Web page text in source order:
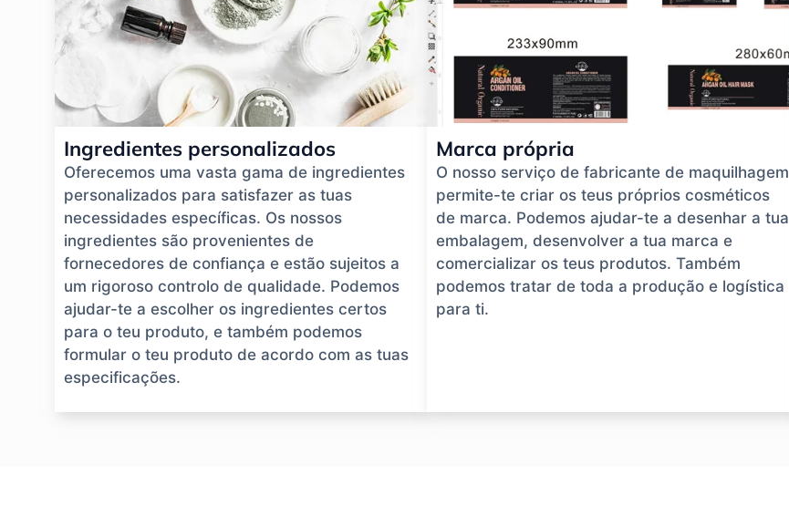
Ingredientes personalizados
Oferecemos uma vasta gama de ingredientes
personalizados para satisfazer as tuas
necessidades específicas. Os nossos
ingredientes são provenientes de
fornecedores de confiança e estão sujeitos a
um rigoroso controlo de qualidade. Podemos
ajudar-te a escolher os ingredientes certos
para o teu produto, e também podemos
formular o teu produto de acordo com as tuas
especificações.
Marca própria
O nosso serviço de fabricante de maquilhagem
permite-te criar os teus próprios cosméticos
de marca. Podemos ajudar-te a desenhar a tua
embalagem, desenvolver a tua marca e
comercializar os teus produtos. Também
podemos tratar de toda a produção e logística
para ti.